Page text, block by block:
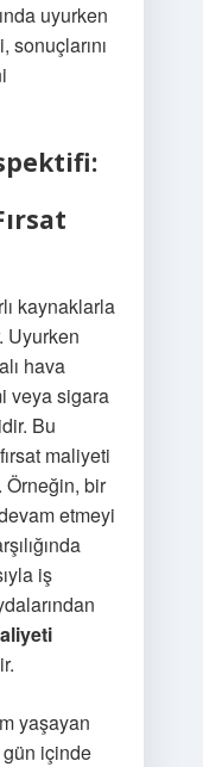
uyurken
sonuçlarını
kaynaklarla
Uyurken
hava
veya sigara
Bu
maliyeti
Örneğin, bir
etmeyi
iş
yaşayan
içinde